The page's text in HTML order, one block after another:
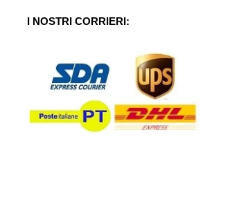
5
I NOSTRI CORRIERI: